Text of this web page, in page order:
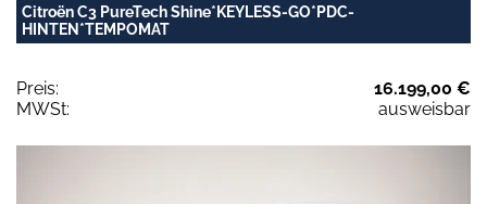
Citroën C3 PureTech Shine*KEYLESS-GO*PDC-
HINTEN*TEMPOMAT
Preis:
16.199,00 €
MWSt:
ausweisbar